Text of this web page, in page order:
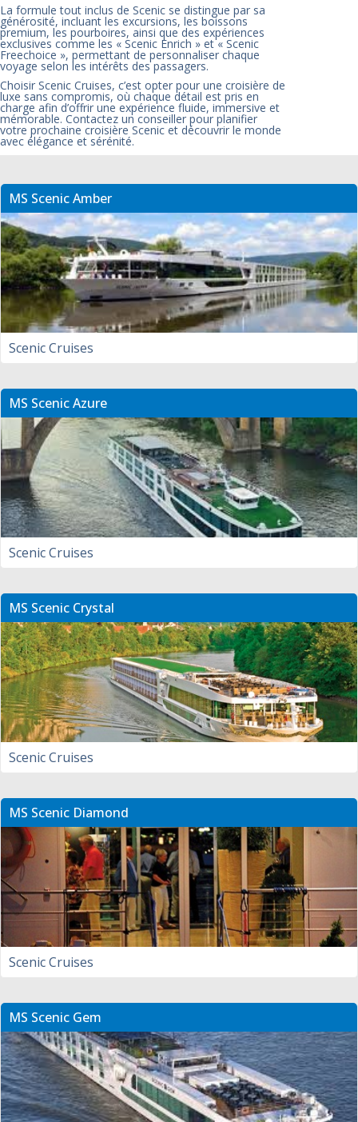
La formule tout inclus de Scenic se distingue par sa
générosité, incluant les excursions, les boissons
premium, les pourboires, ainsi que des expériences
exclusives comme les « Scenic Enrich » et « Scenic
Freechoice », permettant de personnaliser chaque
voyage selon les intérêts des passagers.
Choisir Scenic Cruises, c’est opter pour une croisière de
luxe sans compromis, où chaque détail est pris en
charge afin d’offrir une expérience fluide, immersive et
mémorable. Contactez un conseiller pour planifier
votre prochaine croisière Scenic et découvrir le monde
avec élégance et sérénité.
MS Scenic Amber
Scenic Cruises
MS Scenic Azure
Scenic Cruises
MS Scenic Crystal
Scenic Cruises
MS Scenic Diamond
Scenic Cruises
MS Scenic Gem